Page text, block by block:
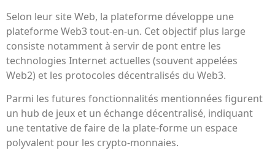
Selon leur site Web, la plateforme développe une
plateforme Web3 tout-en-un. Cet objectif plus large
consiste notamment à servir de pont entre les
technologies Internet actuelles (souvent appelées
Web2) et les protocoles décentralisés du Web3.
Parmi les futures fonctionnalités mentionnées figurent
un hub de jeux et un échange décentralisé, indiquant
une tentative de faire de la plate-forme un espace
polyvalent pour les crypto-monnaies.